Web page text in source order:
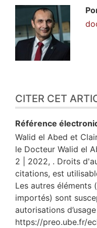
CITER CET
Référence
Walid el Abed et
le Docteur Walid el
2 | 2022, . Droits
citations, est
Les autres éléments
importés) sont
autorisations
https://preo.ube.fr/